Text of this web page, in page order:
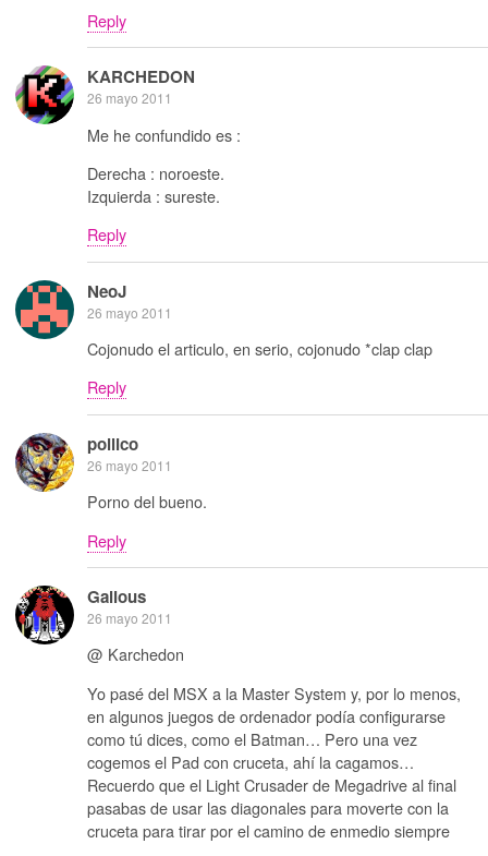
Reply
KARCHEDON
26 mayo 2011
Me he confundido es :
Derecha : noroeste.
Izquierda : sureste.
Reply
NeoJ
26 mayo 2011
Cojonudo el articulo, en serio, cojonudo *clap clap
Reply
pollico
26 mayo 2011
Porno del bueno.
Reply
Galious
26 mayo 2011
@ Karchedon
Yo pasé del MSX a la Master System y, por lo menos,
en algunos juegos de ordenador podía configurarse
como tú dices, como el Batman… Pero una vez
cogemos el Pad con cruceta, ahí la cagamos…
Recuerdo que el Light Crusader de Megadrive al final
pasabas de usar las diagonales para moverte con la
cruceta para tirar por el camino de enmedio siempre